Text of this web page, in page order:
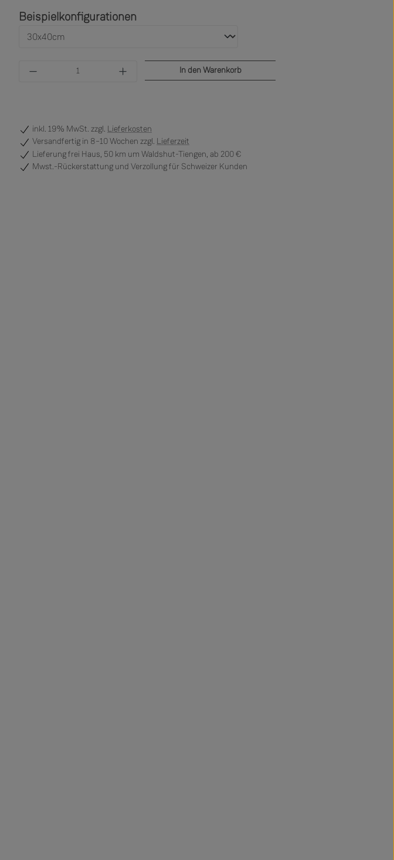
Beispielkonfigurationen
Produkt Anzahl: Gib den gewünschten Wert ein oder
In den Warenkorb
inkl. 19% MwSt. zzgl. Lieferkosten
Versandfertig in 8–10 Wochen zzgl. Lieferzeit
Lieferung frei Haus, 50 km um Waldshut-Tiengen, ab 200 €
Mwst.-Rückerstattung und Verzollung für Schweizer Kunden